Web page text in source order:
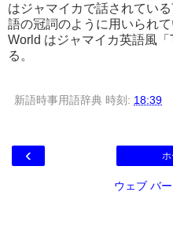
はジャマイカで話されてい
語の冠詞のように用いられ
World はジャマイカ英語風
る。
新語時事用語辞典 時刻: 18:39
‹ ホ
ウェブ バ